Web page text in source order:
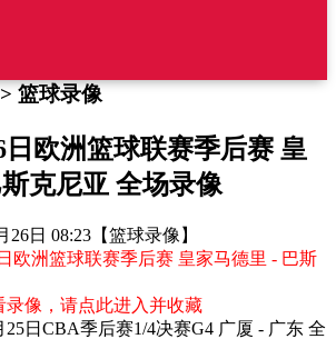
> 篮球录像
日欧洲篮球联赛季后赛 皇
克尼亚 全场录像
26日 08:23 【篮球录像】
欧洲篮球联赛季后赛 皇家马德里 - 巴斯
录像，请点此进入并收藏
25日CBA季后赛1/4决赛G4 广厦 - 广东 全